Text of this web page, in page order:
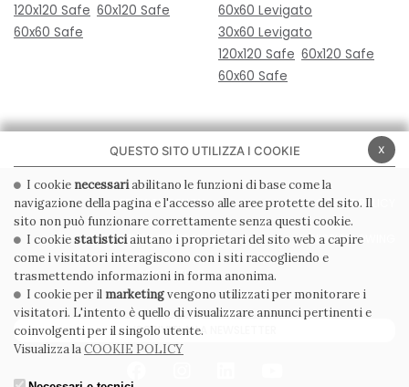
120x120 Safe 60x120 Safe
60x60 Safe
60x60 Levigato
30x60 Levigato
120x120 Safe 60x120 Safe
60x60 Safe
PRIVACY POLICY COOKIE POLICY
CONDIZIONI GENERALI WHISTLEBLOWING
CODICE ETICO
ISCRIVITI ALLA NEWSLETTER
x
QUESTO SITO UTILIZZA I COOKIE
I cookie necessariabilitano le funzioni di base come la
navigazione della pagina e l'accesso alle aree protette del sito. Il
sito non può funzionare correttamente senza questi cookie.
I cookiestatisticiaiutano i proprietari del sito web a capire
come i visitatori interagiscono con i siti raccogliendo e
trasmettendo informazioni in forma anonima.
I cookie per il marketingvengono utilizzati per monitorare i
visitatori. L'intento è quello di visualizzare annunci pertinenti e
coinvolgenti per il singolo utente.
Visualizza laCOOKIE POLICY